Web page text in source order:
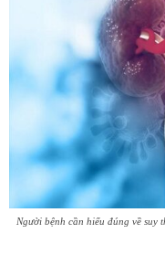
Người bệnh cần hiểu đúng về suy